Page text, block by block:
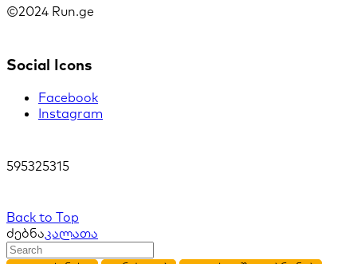
©2024 Run.ge
Social Icons
Facebook
Instagram
595325315
Back to Top
ძებნა კალათა